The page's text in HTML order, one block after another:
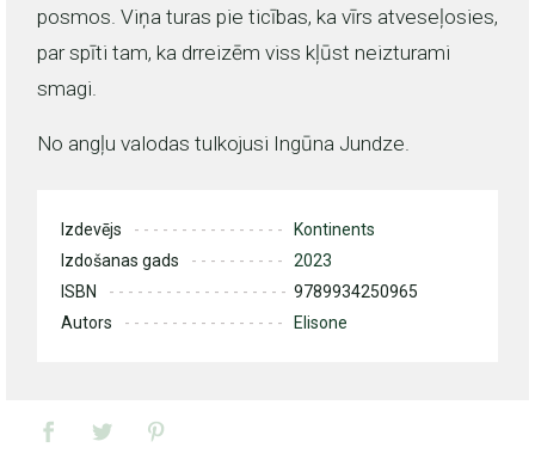
posmos. Viņa turas pie ticības, ka vīrs atveseļosies,
par spīti tam, ka drreizēm viss kļūst neizturami
smagi.
No angļu valodas tulkojusi Ingūna Jundze.
Izdevējs
Kontinents
Izdošanas gads
2023
ISBN
9789934250965
Autors
Elisone